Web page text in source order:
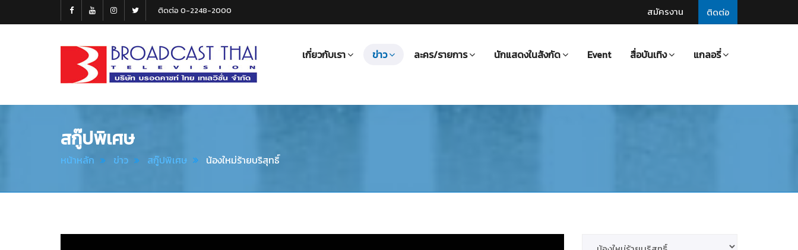
ติดต่อ
สมัครงาน
ติดต่อ 0-2248-2000
Thai
เกี่ยวกับเรา ข่าว ละคร/รายการ นักแสดงในสังกัด Event สื่อบันเทิง แกลอรี่
สกู๊ปพิเศษ
หน้าหลัก ข่าว สกู๊ปพิเศษ น้องใหม่ร้ายบริสุทธิ์